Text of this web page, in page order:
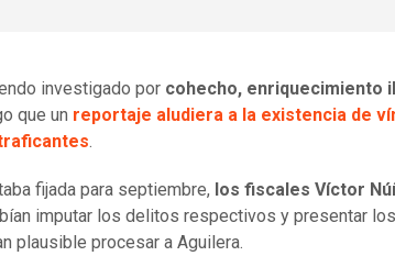
investigado por cohecho, enriquecimiento
que un reportaje aludiera a la existencia de
.
fijada para septiembre, los fiscales Víctor
imputar los delitos respectivos y presentar los
plausible procesar a Aguilera.